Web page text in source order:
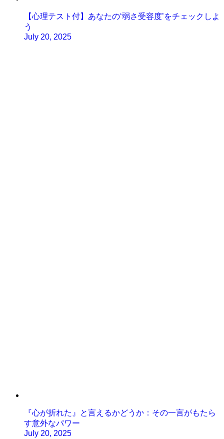
【心理テスト付】あなたの‘弱さ受容度’をチェックしよ
う
July 20, 2025
『心が折れた』と言えるかどうか：その一言がもたら
す意外なパワー
July 20, 2025